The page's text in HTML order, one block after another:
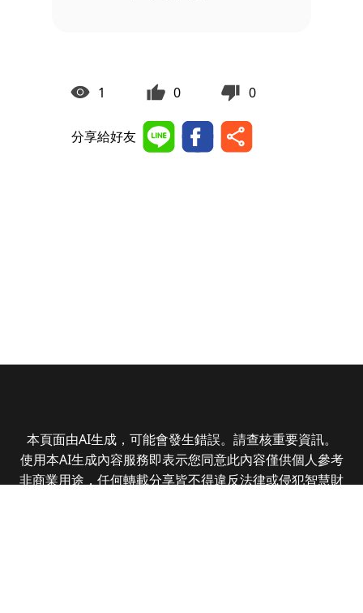
1 0 0
分享給好友
本頁面由AI生成，可能會發生錯誤。請查核重要資訊。
使用本AI生成內容服務即表示您同意此內容僅供個人參考
非商業用途，任何轉載分享皆不得違反法律或侵犯智慧財